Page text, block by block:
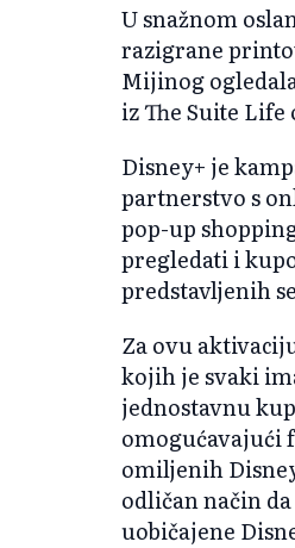
U snažnom
razigrane
Mijinog
iz The Suite Life
Disney+ je
partnerstvo s
pop-up
pregledati i
predstavljenih
Za ovu
kojih je svaki
jednostavnu
omogućavajući
omiljenih
odličan način
uobičajene